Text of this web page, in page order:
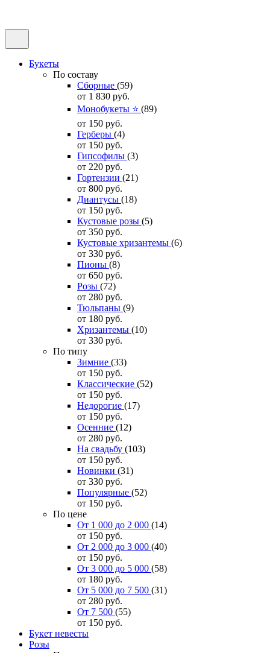
Букеты
По составу
Сборные (59)
от 1 830 руб.
Монобукеты ⭐ (89)
от 150 руб.
Герберы (4)
от 150 руб.
Гипсофилы (3)
от 220 руб.
Гортензии (21)
от 800 руб.
Диантусы (18)
от 150 руб.
Кустовые розы (5)
от 350 руб.
Кустовые хризантемы (6)
от 330 руб.
Пионы (8)
от 650 руб.
Розы (72)
от 280 руб.
Тюльпаны (9)
от 180 руб.
Хризантемы (10)
от 330 руб.
По типу
Зимние (33)
от 150 руб.
Классические (52)
от 150 руб.
Недорогие (17)
от 150 руб.
Осенние (12)
от 280 руб.
На свадьбу (103)
от 150 руб.
Новинки (31)
от 330 руб.
Популярные (52)
от 150 руб.
По цене
От 1 000 до 2 000 (14)
от 150 руб.
От 2 000 до 3 000 (40)
от 150 руб.
От 3 000 до 5 000 (58)
от 180 руб.
От 5 000 до 7 500 (31)
от 280 руб.
От 7 500 (55)
от 150 руб.
Букет невесты
Розы